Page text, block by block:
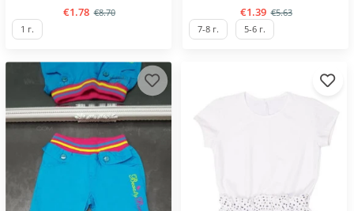
€1.78 €8.70
1 г.
€1.39 €5.63
7-8 г. 5-6 г.